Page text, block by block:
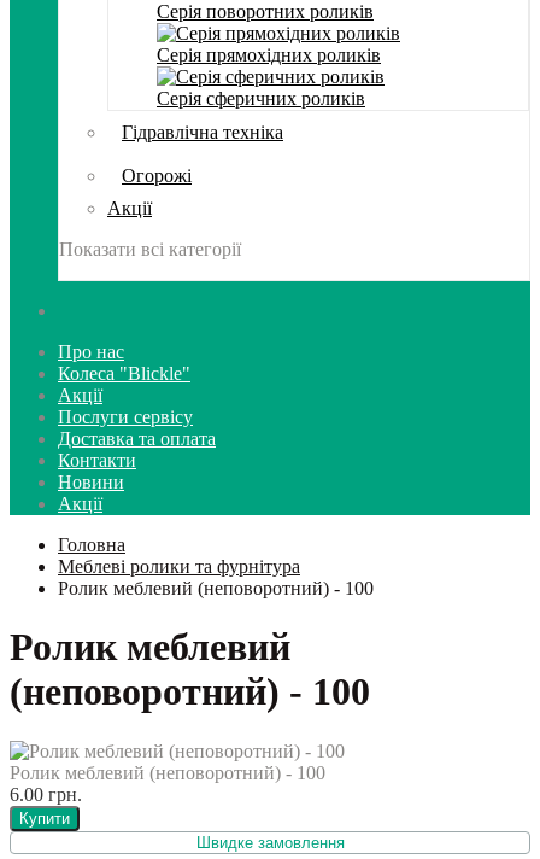
Серія поворотних роликів
Серія прямохідних роликів
Серія сферичних роликів
Гідравлічна техніка
Огорожі
Акції
Показати всі категорії
Про нас
Колеса "Blickle"
Акції
Послуги сервісу
Доставка та оплата
Контакти
Новини
Акції
Головна
Меблеві ролики та фурнітура
Ролик меблевий (неповоротний) - 100
Ролик меблевий
(неповоротний) - 100
Ролик меблевий (неповоротний) - 100
6.00 грн.
Купити
Швидке замовлення